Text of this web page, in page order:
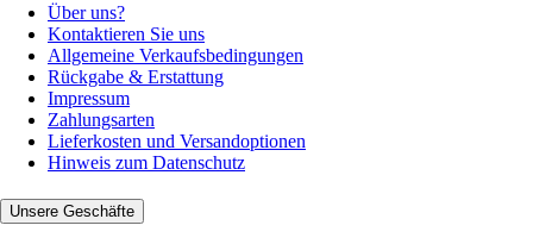
Über uns?
Kontaktieren Sie uns
Allgemeine Verkaufsbedingungen
Rückgabe & Erstattung
Impressum
Zahlungsarten
Lieferkosten und Versandoptionen
Hinweis zum Datenschutz
Unsere Geschäfte